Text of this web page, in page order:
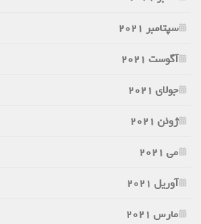
سپتامبر 2021
آگوست 2021
جولای 2021
ژوئن 2021
می 2021
آوریل 2021
مارس 2021